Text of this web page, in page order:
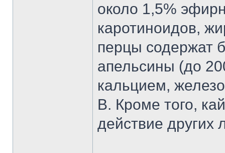
около 1,5%
каротиноидов,
перцы содержат
апельсины (до
кальцием,
B. Кроме того,
действие других